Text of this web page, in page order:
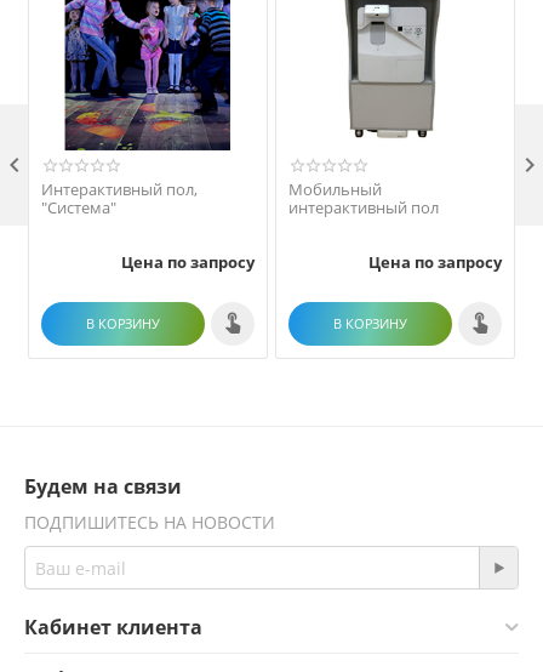
Интерактивный пол,
"Система"
Цена по запросу
В КОРЗИНУ
Мобильный
интерактивный пол
Цена по запросу
В КОРЗИНУ
 
Будем на связи
ПОДПИШИТЕСЬ НА НОВОСТИ
Кабинет клиента